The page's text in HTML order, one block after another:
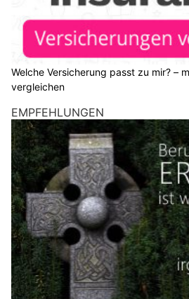
Welche Versicherung passt zu mir? –
vergleichen
EMPFEHLUNGEN